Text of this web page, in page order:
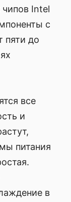
Intel
с
пяти до
все
и
питания
в